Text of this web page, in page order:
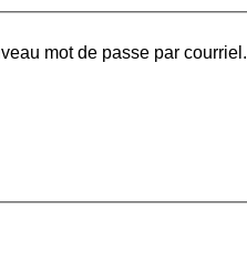
mot de passe par courriel.